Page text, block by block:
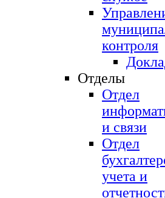
контроля
Отделы
Отдел
и связи
Отдел
учета и